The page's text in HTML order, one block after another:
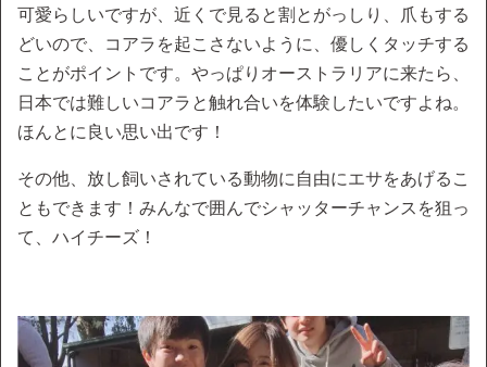
可愛らしいですが、近くで見ると割とがっしり、爪もする
どいので、コアラを起こさないように、優しくタッチする
ことがポイントです。やっぱりオーストラリアに来たら、
日本では難しいコアラと触れ合いを体験したいですよね。
ほんとに良い思い出です！
その他、放し飼いされている動物に自由にエサをあげるこ
ともできます！みんなで囲んでシャッターチャンスを狙っ
て、ハイチーズ！